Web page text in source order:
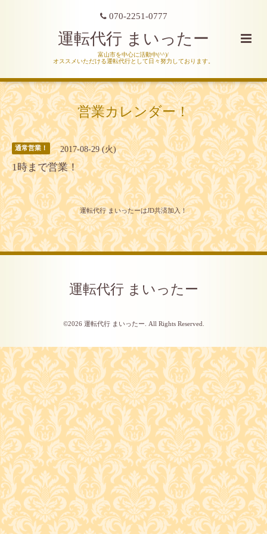
070-2251-0777
運転代行 まいったー
富山市を中心に活動中(^^)/
オススメいただける運転代行として日々努力しております。
営業カレンダー！
通常営業！ 2017-08-29 (火)
1時まで営業！
運転代行 まいったーはJD共済加入！
運転代行 まいったー
©2026 運転代行 まいったー . All Rights Reserved.